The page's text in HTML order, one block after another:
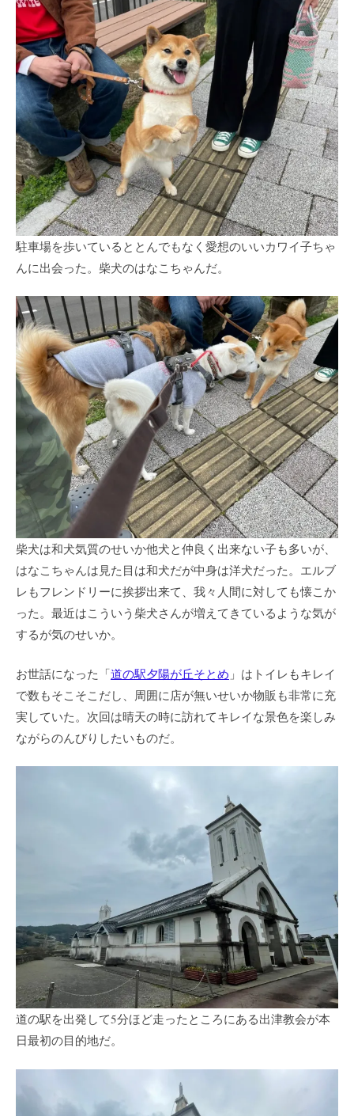
駐車場を歩いているととんでもなく愛想のいいカワイ子ちゃ
んに出会った。柴犬のはなこちゃんだ。
柴犬は和犬気質のせいか他犬と仲良く出来ない子も多いが、
はなこちゃんは見た目は和犬だが中身は洋犬だった。エルブ
レもフレンドリーに挨拶出来て、我々人間に対しても懐こか
った。最近はこういう柴犬さんが増えてきているような気が
するが気のせいか。
お世話になった「道の駅夕陽が丘そとめ 」はトイレもキレイ
で数もそこそこだし、周囲に店が無いせいか物販も非常に充
実していた。次回は晴天の時に訪れてキレイな景色を楽しみ
ながらのんびりしたいものだ。
道の駅を出発して5分ほど走ったところにある出津教会が本
日最初の目的地だ。